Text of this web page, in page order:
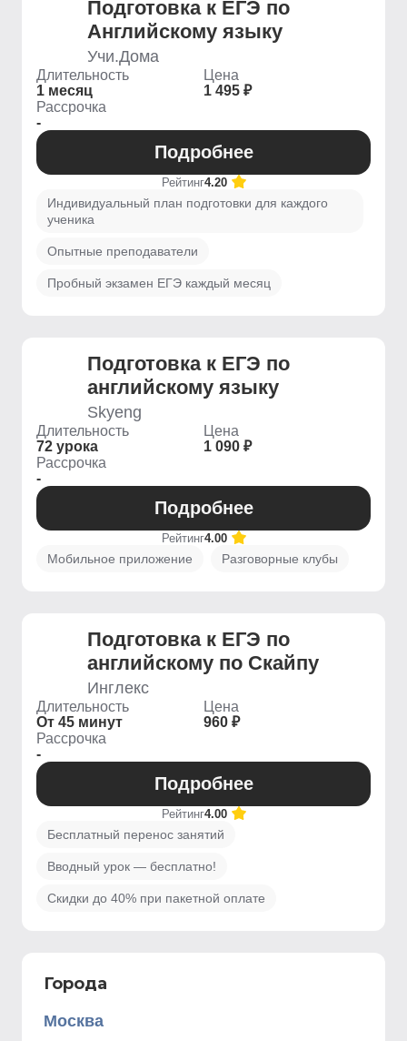
Подготовка к ЕГЭ по
Английскому языку
Учи.Дома
Длительность
1 месяц
Цена
1 495 ₽
Рассрочка
-
Подробнее
Рейтинг4.20
Индивидуальный план подготовки для каждого
ученика
Опытные преподаватели
Пробный экзамен ЕГЭ каждый месяц
Подготовка к ЕГЭ по
английскому языку
Skyeng
Длительность
72 урока
Цена
1 090 ₽
Рассрочка
-
Подробнее
Рейтинг4.00
Мобильное приложение Разговорные клубы
Подготовка к ЕГЭ по
английскому по Скайпу
Инглекс
Длительность
От 45 минут
Цена
960 ₽
Рассрочка
-
Подробнее
Рейтинг4.00
Бесплатный перенос занятий
Вводный урок — бесплатно!
Скидки до 40% при пакетной оплате
Города
Москва